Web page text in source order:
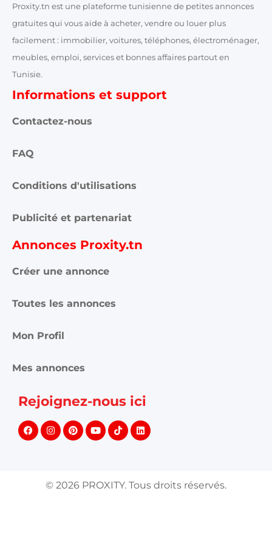
Proxity.tn est une plateforme tunisienne de petites annonces
gratuites qui vous aide à acheter, vendre ou louer plus
facilement : immobilier, voitures, téléphones, électroménager,
meubles, emploi, services et bonnes affaires partout en
Tunisie.
Informations et support
Contactez-nous
FAQ
Conditions d'utilisations
Publicité et partenariat
Annonces Proxity.tn
Créer une annonce
Toutes les annonces
Mon Profil
Mes annonces
Rejoignez-nous ici
© 2026 PROXITY. Tous droits réservés.